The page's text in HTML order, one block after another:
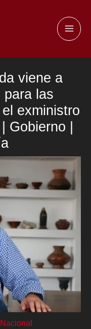
viene a
para las
exministro
Gobierno |
Nacional